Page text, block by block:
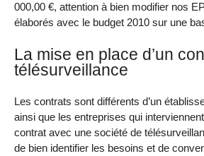
000,00 €, attention à bien modifier nos
élaborés avec le budget 2010 sur une
La mise en place d’un
télésurveillance
Les contrats sont différents d’un
ainsi que les entreprises qui
contrat avec une société de
de bien identifier les besoins et de